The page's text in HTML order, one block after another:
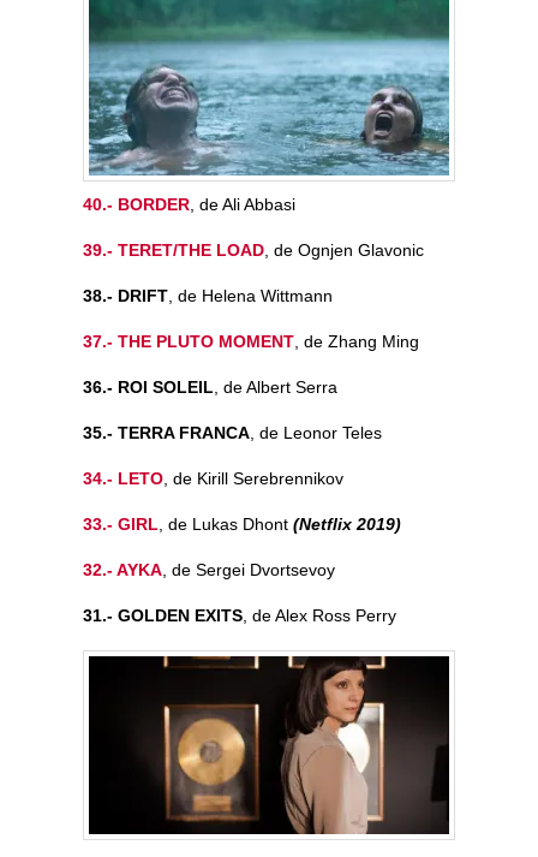
40.- BORDER , de Ali Abbasi
39.- TERET/THE LOAD , de Ognjen Glavonic
38.- DRIFT , de Helena Wittmann
37.- THE PLUTO MOMENT , de Zhang Ming
36.- ROI SOLEIL , de Albert Serra
35.- TERRA FRANCA , de Leonor Teles
34.- LETO , de Kirill Serebrennikov
33.- GIRL , de Lukas Dhont (Netflix 2019)
32.- AYKA , de Sergei Dvortsevoy
31.- GOLDEN EXITS , de Alex Ross Perry